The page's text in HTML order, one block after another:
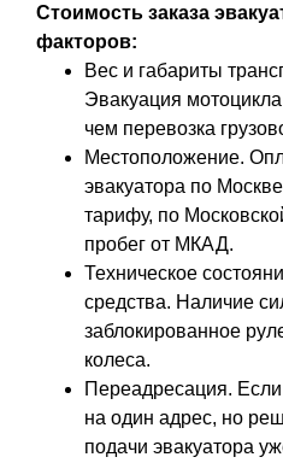
Стоимость заказа
факторов:
Вес и габариты
Эвакуация
чем перевозка
Местоположение.
эвакуатора по
тарифу, по
пробег от МКАД.
Техническое
средства. Наличие
заблокированное
колеса.
Переадресация.
на один адрес, но
подачи эвакуатора